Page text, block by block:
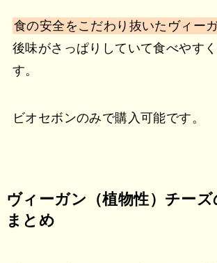
食の安全をこだわり抜いたヴィー
後味がさっぱりしていて食べやす
す。
ビオセボンのみで購入可能です。
ヴィーガン（植物性）チー
まとめ